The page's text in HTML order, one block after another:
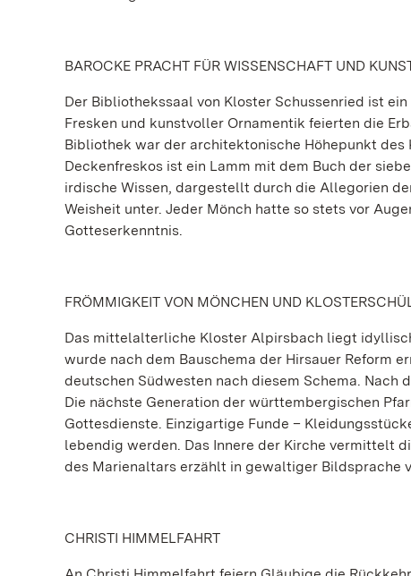
BAROCKE PRACHT FÜR WISSENSCHAFT UND
Der Bibliothekssaal von Kloster Schussenried ist
Fresken und kunstvoller Ornamentik feierten die
Bibliothek war der architektonische Höhepunkt
Deckenfreskos ist ein Lamm mit dem Buch der
irdische Wissen, dargestellt durch die Allegorien
Weisheit unter. Jeder Mönch hatte so stets vor
Gotteserkenntnis.
FRÖMMIGKEIT VON MÖNCHEN UND
Das mittelalterliche Kloster Alpirsbach liegt
wurde nach dem Bauschema der Hirsauer Reform
deutschen Südwesten nach diesem Schema. Nach
Die nächste Generation der württembergischen
Gottesdienste. Einzigartige Funde –
lebendig werden. Das Innere der Kirche vermittelt
des Marienaltars erzählt in gewaltiger Bildsprache
CHRISTI HIMMELFAHRT